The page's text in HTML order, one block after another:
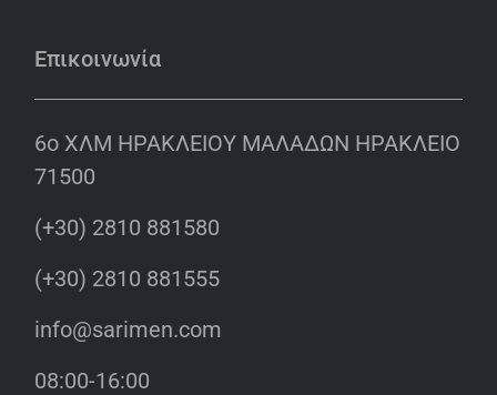
Επικοινωνία
6o ΧΛΜ ΗΡΑΚΛΕΙΟΥ ΜΑΛΑΔΩΝ ΗΡΑΚΛΕΙΟ
71500
(+30) 2810 881580
(+30) 2810 881555
info@sarimen.com
08:00-16:00